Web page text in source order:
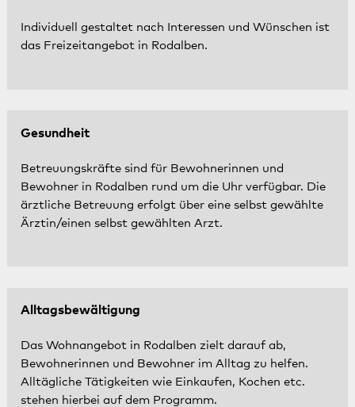
Individuell gestaltet nach Interessen und Wünschen ist
das Freizeitangebot in Rodalben.
Gesundheit
Betreuungskräfte sind für Bewohnerinnen und
Bewohner in Rodalben rund um die Uhr verfügbar. Die
ärztliche Betreuung erfolgt über eine selbst gewählte
Ärztin/einen selbst gewählten Arzt.
Alltagsbewältigung
Das Wohnangebot in Rodalben zielt darauf ab,
Bewohnerinnen und Bewohner im Alltag zu helfen.
Alltägliche Tätigkeiten wie Einkaufen, Kochen etc.
stehen hierbei auf dem Programm.